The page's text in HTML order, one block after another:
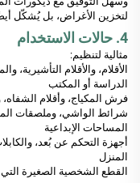
لتخزين الأغراض، بل يُشكّل
4. حالات الاستخدام
مثالية لتنظيم:
الأقلام، والأقلام
الدراسة أو المكتب
فرش المكياج، وأقلام
شرائط الواشي، وملصقات
المساحات الإبداعية
أجهزة التحكم عن بُعد،
المنزل
القطع الشخصية الصغيرة